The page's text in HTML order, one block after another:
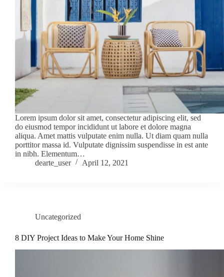
Lorem ipsum dolor sit amet, consectetur adipiscing elit, sed
do eiusmod tempor incididunt ut labore et dolore magna
aliqua. Amet mattis vulputate enim nulla. Ut diam quam nulla
porttitor massa id. Vulputate dignissim suspendisse in est ante
in nibh. Elementum…
dearte_user
April 12, 2021
Uncategorized
8 DIY Project Ideas to Make Your Home Shine